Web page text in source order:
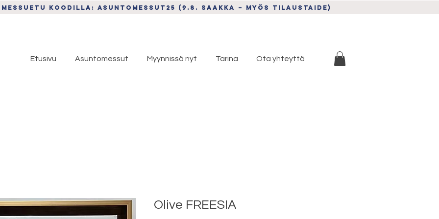
MESSUETU koodiLLA: asuntomessut25 (9.8. saakka – myös tilAUSTAIDE)
Etusivu Asuntomessut Myynnissä nyt Tarina Ota yhteyttä
Olive FREESIA